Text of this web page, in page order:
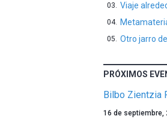
Viaje
Otro jarro
PRÓXIMOS
Bilbo Zientzia
Un
16 de septiembre,